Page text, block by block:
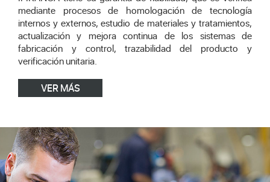
mediante procesos de homologación de tecnología
internos y externos, estudio de materiales y tratamientos,
actualización y mejora continua de los sistemas de
fabricación y control, trazabilidad del producto y
verificación unitaria.
VER MÁS